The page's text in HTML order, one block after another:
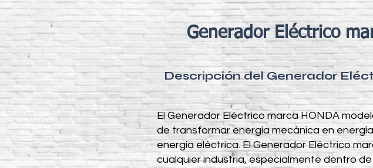
Generador Eléctrico
Descripción del Generador
El Generador Eléctrico marca HONDA
de transformar energía mecánica en
energía eléctrica. El Generador Eléctrico
cualquier industria, especialmente dentro